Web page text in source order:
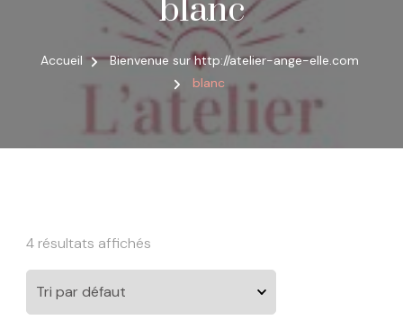
blanc
Accueil
Bienvenue sur http://atelier-ange-elle.com
blanc
4 résultats affichés